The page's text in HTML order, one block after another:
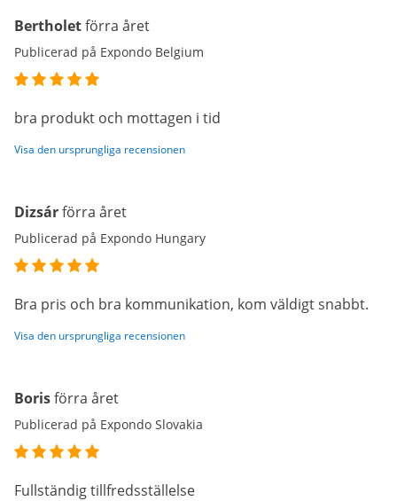
Bertholetförra året
Publicerad på Expondo Belgium
bra produkt och mottagen i tid
Visa den ursprungliga recensionen
Dizsárförra året
Publicerad på Expondo Hungary
Bra pris och bra kommunikation, kom väldigt snabbt.
Visa den ursprungliga recensionen
Borisförra året
Publicerad på Expondo Slovakia
Fullständig tillfredsställelse